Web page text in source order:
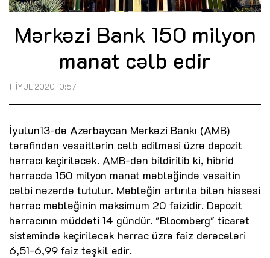
Mərkəzi Bank 150 milyon
manat cəlb edir
11 İYUL 2020 10:57
İyulun13-də Azərbaycan Mərkəzi Bankı (AMB)
tərəfindən vəsaitlərin cəlb edilməsi üzrə depozit
hərracı keçiriləcək. AMB-dən bildirilib ki, hibrid
hərracda 150 milyon manat məbləğində vəsaitin
cəlbi nəzərdə tutulur. Məbləğin artırıla bilən hissəsi
hərrac məbləğinin maksimum 20 faizidir. Depozit
hərracının müddəti 14 gündür. "Bloomberg" ticarət
sistemində keçiriləcək hərrac üzrə faiz dərəcələri
6,51-6,99 faiz təşkil edir.